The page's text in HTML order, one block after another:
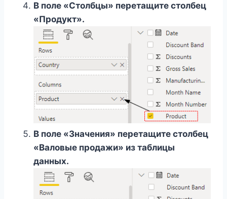
В поле «Столбцы» перетащите столбец
«Продукт».
В поле «Значения» перетащите столбец
«Валовые продажи» из таблицы
данных.